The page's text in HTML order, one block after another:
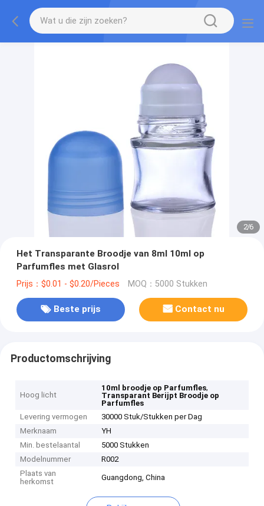
2/6
Het Transparante Broodje van 8ml 10ml op
Parfumfles met Glasrol
Prijs：$0.01 - $0.20/Pieces MOQ：5000 Stukken
Beste prijs Contact nu
Productomschrijving
Hoog licht
10ml broodje op Parfumfles,
Transparant Berijpt Broodje op
Parfumfles
Levering vermogen
30000 Stuk/Stukken per Dag
Merknaam
YH
Min. bestelaantal
5000 Stukken
Modelnummer
R002
Plaats van
herkomst
Guangdong, China